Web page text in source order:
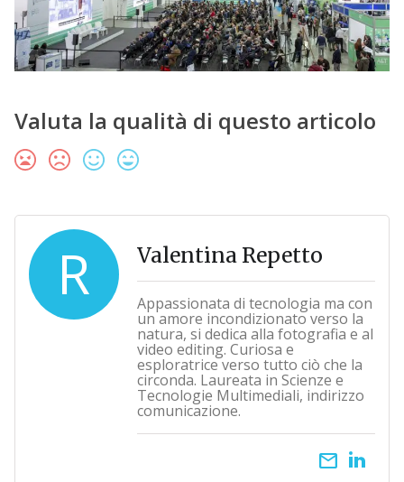
Valuta la qualità di questo articolo
R Valentina Repetto
Appassionata di tecnologia ma con
un amore incondizionato verso la
natura, si dedica alla fotografia e al
video editing. Curiosa e
esploratrice verso tutto ciò che la
circonda. Laureata in Scienze e
Tecnologie Multimediali, indirizzo
comunicazione.
email